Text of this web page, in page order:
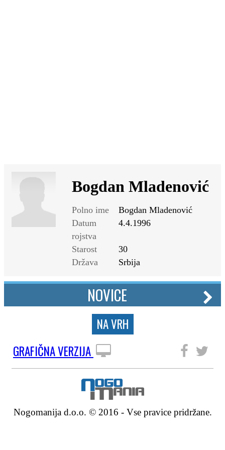
Bogdan Mladenović
Polno ime
Bogdan Mladenović
Datum
rojstva
4.4.1996
Starost
30
Država
Srbija
NOVICE
NA VRH
GRAFIČNA VERZIJA
Nogomanija d.o.o. © 2016 - Vse pravice pridržane.